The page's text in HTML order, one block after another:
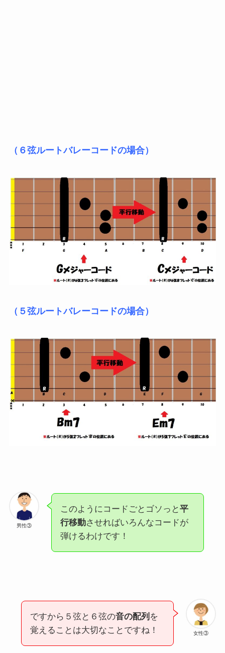
（６弦ルートバレーコードの場合）
（５弦ルートバレーコードの場合）
男性③
このようにコードごとゴソっと平
行移動させればいろんなコードが
弾けるわけです！
女性③
ですから５弦と６弦の音の配列 を
覚えることは大切なことですね！